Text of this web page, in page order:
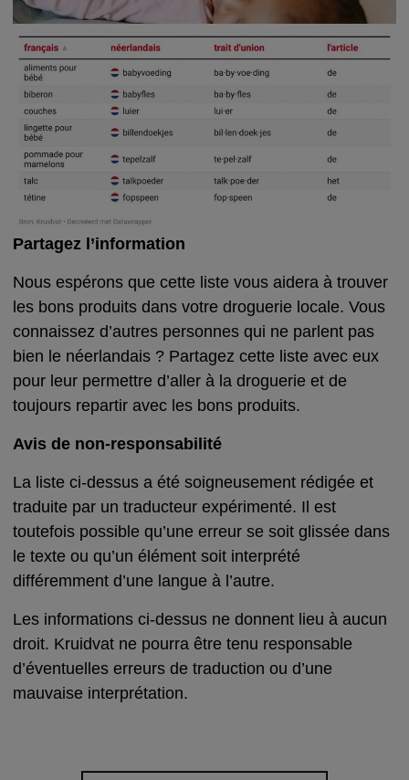
Partagez l’information
Nous espérons que cette liste vous aidera à trouver
les bons produits dans votre droguerie locale. Vous
connaissez d’autres personnes qui ne parlent pas
bien le néerlandais ? Partagez cette liste avec eux
pour leur permettre d’aller à la droguerie et de
toujours repartir avec les bons produits.
Avis de non-responsabilité
La liste ci-dessus a été soigneusement rédigée et
traduite par un traducteur expérimenté. Il est
toutefois possible qu’une erreur se soit glissée dans
le texte ou qu’un élément soit interprété
différemment d’une langue à l’autre.
Les informations ci-dessus ne donnent lieu à aucun
droit. Kruidvat ne pourra être tenu responsable
d’éventuelles erreurs de traduction ou d’une
mauvaise interprétation.